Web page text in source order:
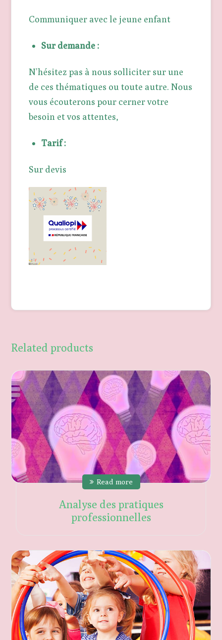
Communiquer avec le jeune enfant
Sur demande :
N’hésitez pas à nous solliciter sur une
de ces thématiques ou toute autre. Nous
vous écouterons pour cerner votre
besoin et vos attentes,
Tarif :
Sur devis
Related products
Read more
Analyse des pratiques
professionnelles